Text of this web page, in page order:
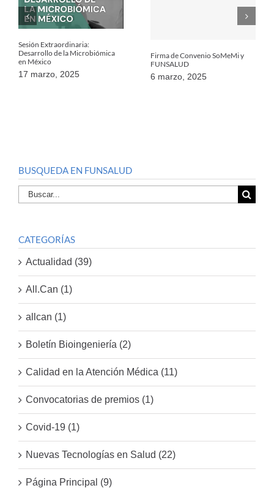
Sesión Extraordinaria:
Desarrollo de la Microbiómica
en México
17 marzo, 2025
Firma de Convenio SoMeMi y
FUNSALUD
6 marzo, 2025
BUSQUEDA EN FUNSALUD
Buscar
por:
CATEGORÍAS
Actualidad (39)
All.Can (1)
allcan (1)
Boletín Bioingeniería (2)
Calidad en la Atención Médica (11)
Convocatorias de premios (1)
Covid-19 (1)
Nuevas Tecnologías en Salud (22)
Página Principal (9)